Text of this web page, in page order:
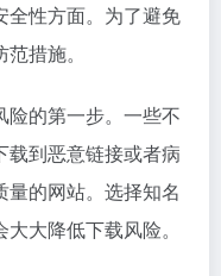
全性方面。为了避免
措施。
险的第一步。一些不
载到恶意链接或者病
的网站。选择知名
大降低下载风险。